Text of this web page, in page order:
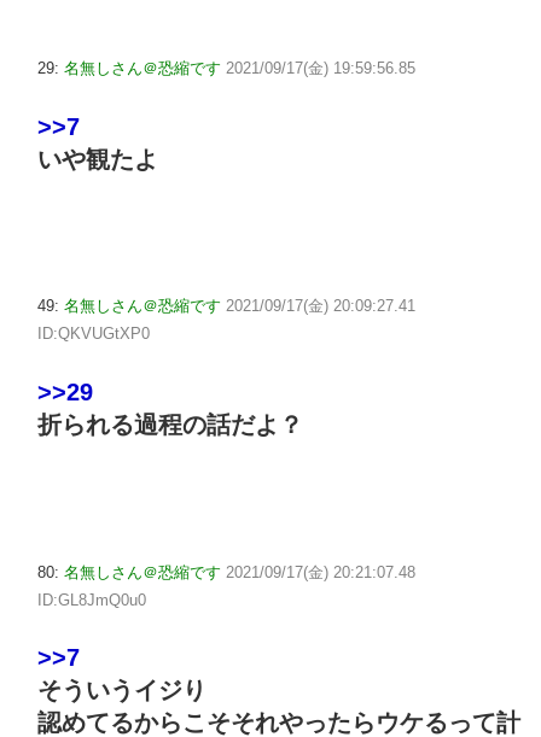
29: 名無しさん＠恐縮です 2021/09/17(金) 19:59:56.85
>>7
いや観たよ
49: 名無しさん＠恐縮です 2021/09/17(金) 20:09:27.41
ID:QKVUGtXP0
>>29
折られる過程の話だよ？
80: 名無しさん＠恐縮です 2021/09/17(金) 20:21:07.48
ID:GL8JmQ0u0
>>7
そういうイジり
認めてるからこそそれやったらウケるって計